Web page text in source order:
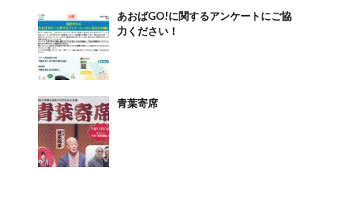
あおばGO!に関するアンケートにご協
力ください！
青葉寄席